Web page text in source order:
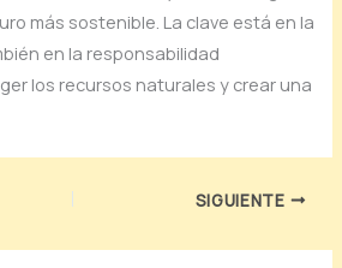
más sostenible. La clave está en la
en la responsabilidad
los recursos naturales y crear una
SIGUIENTE